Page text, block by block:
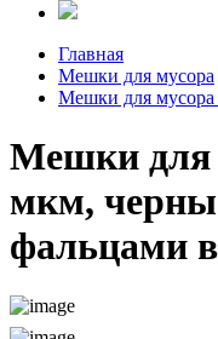
Главная
Мешки для мусора
Мешки для мусора
Мешки для
мкм,
фальцами